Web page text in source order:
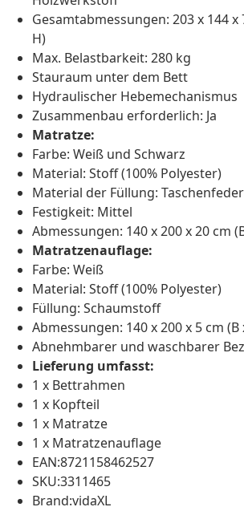
Gesamtabmessungen: 203 x 144 x
H)
Max. Belastbarkeit: 280 kg
Stauraum unter dem Bett
Hydraulischer Hebemechanismus
Zusammenbau erforderlich: Ja
Matratze:
Farbe: Weiß und Schwarz
Material: Stoff (100% Polyester)
Material der Füllung:
Festigkeit: Mittel
Abmessungen: 140 x 200 x 20 cm
Matratzenauflage:
Farbe: Weiß
Material: Stoff (100% Polyester)
Füllung: Schaumstoff
Abmessungen: 140 x 200 x 5 cm (B
Abnehmbarer und waschbarer
Lieferung umfasst:
1 x Bettrahmen
1 x Kopfteil
1 x Matratze
1 x Matratzenauflage
EAN:8721158462527
SKU:3311465
Brand:vidaXL